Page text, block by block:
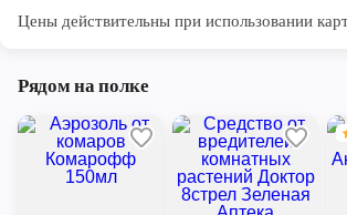
Цены действительны при использовании
Рядом на полке